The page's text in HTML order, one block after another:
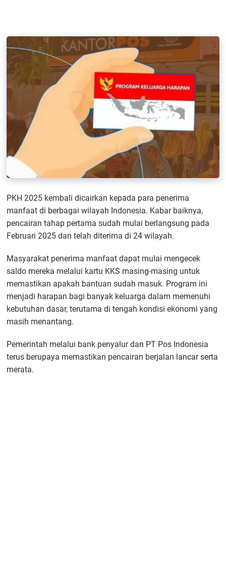
PKH 2025 kembali dicairkan kepada para penerima
manfaat di berbagai wilayah Indonesia. Kabar baiknya,
pencairan tahap pertama sudah mulai berlangsung pada
Februari 2025 dan telah diterima di 24 wilayah.
Masyarakat penerima manfaat dapat mulai mengecek
saldo mereka melalui kartu KKS masing-masing untuk
memastikan apakah bantuan sudah masuk. Program ini
menjadi harapan bagi banyak keluarga dalam memenuhi
kebutuhan dasar, terutama di tengah kondisi ekonomi yang
masih menantang.
Pemerintah melalui bank penyalur dan PT Pos Indonesia
terus berupaya memastikan pencairan berjalan lancar serta
merata.